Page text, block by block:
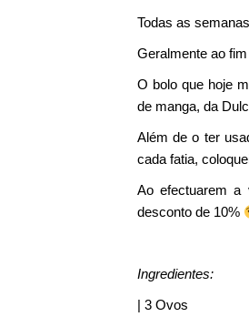
Todas as
Geralmente ao
O bolo que hoje
de manga, da
Além de o ter
cada fatia,
Ao efectuarem a
desconto de 10%
Ingredientes:
| 3 Ovos